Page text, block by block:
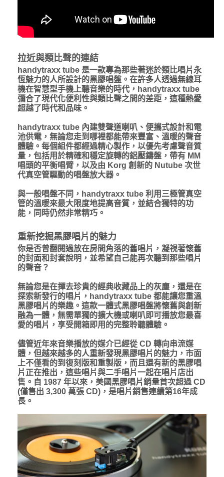
拉近與類比聲的連結
handytraxx tube 是一款專為那些著迷於類比唱片永
恆魅力的人所設計的黑膠唱盤。在許多人透過無線耳
機在智慧型手機上聽音樂的時代，handytraxx tube
彌合了現代化便利性與類比聲之間的差距，這種熱愛
超越了時代和品味。
handytraxx tube 內建雙聲道喇叭、便攜式設計和電
池供電，無論您走到哪裡都能帶來豐富、溫暖的聲音
體驗。每個組件都經過精心製作，以優先考慮聲音質
量，包括用於精確和穩定旋轉的鋁壓鑄盤，帶有 MM
唱頭的平衡唱臂，以及由 Korg 創新的 Nutube 次世
代真空管驅動的唱盤放大器。
與一般唱盤不同，handytraxx tube 利用三極管真空
管的溫暖來最大限度地提高音質，並結合獨特的功
能，同時仍然非常精巧。
重新挖掘黑膠唱片的魅力
你是否曾翻閱過放在房間角落的舊唱片，凝視著懷舊
的封面和封套說明，並希望自己能再次聽到那些唱片
的聲音？
無論您是在撣去珍貴的經典收藏品上的灰塵，還是在
探索新發行的唱片，handytraxx tube 都能讓您重溫
黑膠唱片的樂趣。這款一體式黑膠唱盤將懷舊與創新
融為一體，無需單獨的擴大機或喇叭即可播放您最喜
愛的唱片，享受開箱即用的完整聆聽體驗。
儘管近年來音樂播放的媒介已經從 CD 轉向串流媒
體，但越來越多的人重新發現黑膠唱片的魅力，市面
上不僅看的到復刻版和重製版，而且還有新的黑膠唱
片正在推出，這些唱片與二手唱片一起在唱片店出
售。自 1987 年以來，美國黑膠唱片銷量首次超過 CD
(僅售出 3,300 萬張 CD)，是唱片銷售連續第16年成
長。